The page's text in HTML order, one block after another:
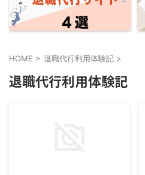
HOME > 退職代行利用体験記 >
退職代行利用体験記